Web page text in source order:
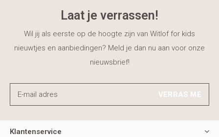
Laat je verrassen!
Wil jij als eerste op de hoogte zijn van Witlof for kids
nieuwtjes en aanbiedingen? Meld je dan nu aan voor onze
nieuwsbrief!
VERRAS ME
Klantenservice